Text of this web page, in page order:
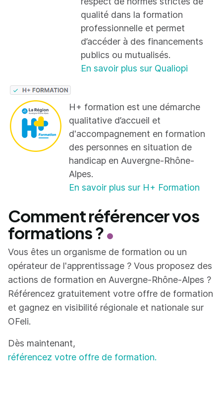
qualité dans la formation
professionnelle et permet
d’accéder à des financements
publics ou mutualisés.
En savoir plus sur Qualiopi
H+ formation est une démarche
qualitative d’accueil et
d'accompagnement en formation
des personnes en situation de
handicap en Auvergne-Rhône-
Alpes.
En savoir plus sur H+ Formation
Comment référencer vos
formations ?
Vous êtes un organisme de formation ou un
opérateur de l'apprentissage ? Vous proposez des
actions de formation en Auvergne-Rhône-Alpes ?
Référencez gratuitement votre offre de formation
et gagnez en visibilité régionale et nationale sur
OFeli.
Dès maintenant,
référencez votre offre de formation.